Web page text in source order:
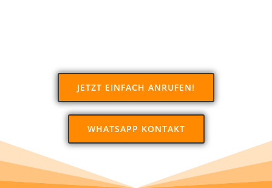
JETZT EINFACH ANRUFEN!
WHATSAPP KONTAKT